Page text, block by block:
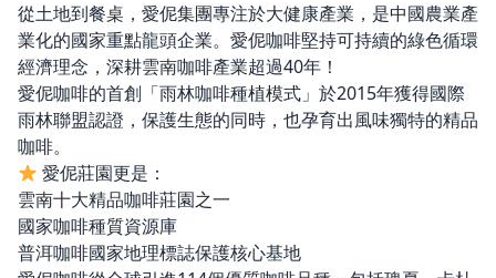
從土地到餐桌，愛伲集團專注於大健康產業，是中國農業產
業化的國家重點龍頭企業。愛伲咖啡堅持可持續的綠色循環
經濟理念，深耕雲南咖啡產業超過40年！
愛伲咖啡的首創「雨林咖啡種植模式」於2015年獲得國際
雨林聯盟認證，保護生態的同時，也孕育出風味獨特的精品
咖啡。
愛伲莊園更是：
雲南十大精品咖啡莊園之一
國家咖啡種質資源庫
普洱咖啡國家地理標誌保護核心基地